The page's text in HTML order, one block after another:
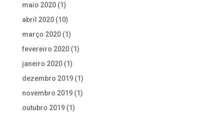
maio 2020(1)
abril 2020(10)
março 2020(1)
fevereiro 2020(1)
janeiro 2020(1)
dezembro 2019(1)
novembro 2019(1)
outubro 2019(1)